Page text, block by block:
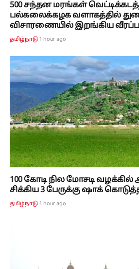
500 சந்தன மரங்கள்
பல்கலைக்கழக வளாகத்தில்
விசாரணையில் இறங்கிய
தமிழ்நாடு 1 hour ago
100 கோடி நில மோசடி வழக்கில்
சிக்கிய 3 பேருக்கு ஷாக்
தமிழ்நாடு 1 hour ago